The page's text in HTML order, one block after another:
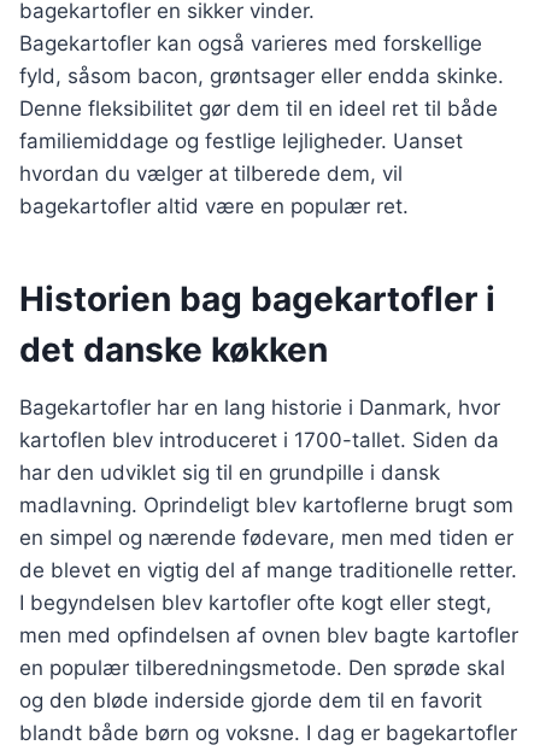
bagekartofler en sikker vinder.
Bagekartofler kan også varieres med forskellige
fyld, såsom bacon, grøntsager eller endda skinke.
Denne fleksibilitet gør dem til en ideel ret til både
familiemiddage og festlige lejligheder. Uanset
hvordan du vælger at tilberede dem, vil
bagekartofler altid være en populær ret.
Historien bag bagekartofler i
det danske køkken
Bagekartofler har en lang historie i Danmark, hvor
kartoflen blev introduceret i 1700-tallet. Siden da
har den udviklet sig til en grundpille i dansk
madlavning. Oprindeligt blev kartoflerne brugt som
en simpel og nærende fødevare, men med tiden er
de blevet en vigtig del af mange traditionelle retter.
I begyndelsen blev kartofler ofte kogt eller stegt,
men med opfindelsen af ovnen blev bagte kartofler
en populær tilberedningsmetode. Den sprøde skal
og den bløde inderside gjorde dem til en favorit
blandt både børn og voksne. I dag er bagekartofler